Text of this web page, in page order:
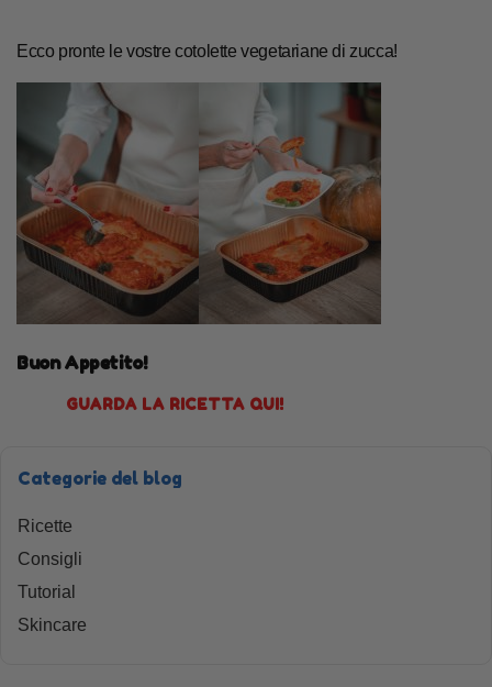
Ecco pronte le vostre cotolette vegetariane di zucca!
Buon Appetito!
GUARDA LA RICETTA QUI!
Categorie del blog
Ricette
Consigli
Tutorial
Skincare